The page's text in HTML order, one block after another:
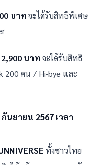
บาท จะได้รับสิทธิพิเศษ
2,900 บาท จะได้รับสิทธิ
200 คน / Hi-bye และ
นยายน 2567 เวลา
ทั้งชาวไทย